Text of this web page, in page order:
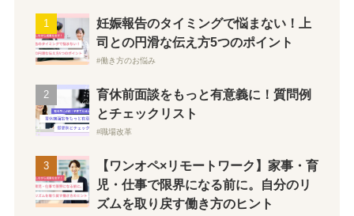
妊娠報告のタイミングで悩まない！上
司との円滑な伝え方5つのポイント
働き方のお悩み
育休前面談をもっと有意義に！質問例
とチェックリスト
職場改革
【ワンオペ×リモートワーク】家事・育
児・仕事で限界になる前に。自分のリ
ズムを取り戻す働き方のヒント